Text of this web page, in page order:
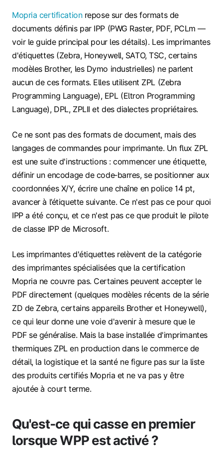
Mopria certification repose sur des formats de
documents définis par IPP (PWG Raster, PDF, PCLm —
voir le guide principal pour les détails). Les imprimantes
d'étiquettes (Zebra, Honeywell, SATO, TSC, certains
modèles Brother, les Dymo industrielles) ne parlent
aucun de ces formats. Elles utilisent ZPL (Zebra
Programming Language), EPL (Eltron Programming
Language), DPL, ZPLII et des dialectes propriétaires.
Ce ne sont pas des formats de document, mais des
langages de commandes pour imprimante. Un flux ZPL
est une suite d'instructions : commencer une étiquette,
définir un encodage de code‑barres, se positionner aux
coordonnées X/Y, écrire une chaîne en police 14 pt,
avancer à l’étiquette suivante. Ce n'est pas ce pour quoi
IPP a été conçu, et ce n'est pas ce que produit le pilote
de classe IPP de Microsoft.
Les imprimantes d'étiquettes relèvent de la catégorie
des imprimantes spécialisées que la certification
Mopria ne couvre pas. Certaines peuvent accepter le
PDF directement (quelques modèles récents de la série
ZD de Zebra, certains appareils Brother et Honeywell),
ce qui leur donne une voie d'avenir à mesure que le
PDF se généralise. Mais la base installée d'imprimantes
thermiques ZPL en production dans le commerce de
détail, la logistique et la santé ne figure pas sur la liste
des produits certifiés Mopria et ne va pas y être
ajoutée à court terme.
Qu'est‑ce qui casse en premier
lorsque WPP est activé ?